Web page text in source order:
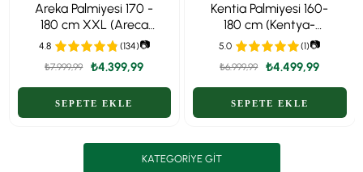
Areka Palmiyesi 170 -
180 cm XXL (Areca
Dypsis Lutescens) –
Ekstra Dolgun Form
4.8 (134)📷
₺4.399,99
₺7.999,99
Kentia Palmiyesi 160-
180 cm (Kentya-
Howea Palmiyesi)
5.0 (1)📷
₺4.499,99
₺6.999,99
KATEGORIYE GIT